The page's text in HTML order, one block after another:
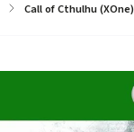
/ Call of Cthulhu (XOne)